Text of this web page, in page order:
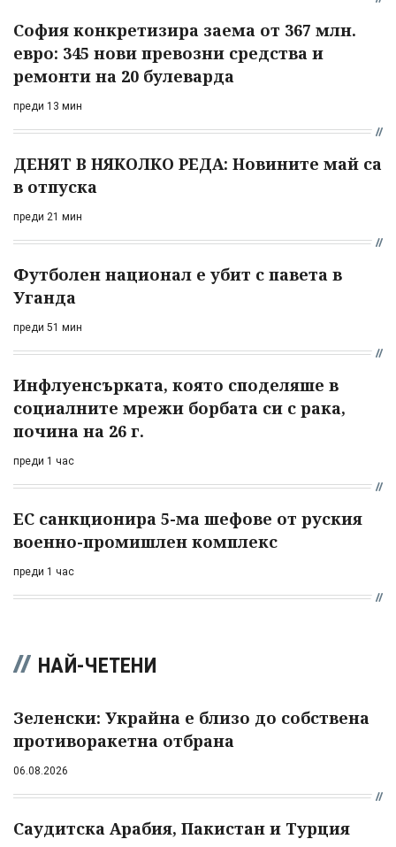
София конкретизира заема от 367 млн.
евро: 345 нови превозни средства и
ремонти на 20 булеварда
преди 13 мин
ДЕНЯТ В НЯКОЛКО РЕДА: Новините май са
в отпуска
преди 21 мин
Футболен национал е убит с павета в
Уганда
преди 51 мин
Инфлуенсърката, която споделяше в
социалните мрежи борбата си с рака,
почина на 26 г.
преди 1 час
ЕС санкционира 5-ма шефове от руския
военно-промишлен комплекс
преди 1 час
НАЙ-ЧЕТЕНИ
Зеленски: Украйна е близо до собствена
противоракетна отбрана
06.08.2026
Саудитска Арабия, Пакистан и Турция